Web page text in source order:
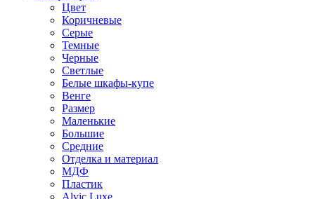
Цвет
Коричневые
Серые
Темные
Черные
Светлые
Белые шкафы-купе
Венге
Размер
Маленькие
Большие
Средние
Отделка и материал
МДФ
Пластик
Alvic Luxe